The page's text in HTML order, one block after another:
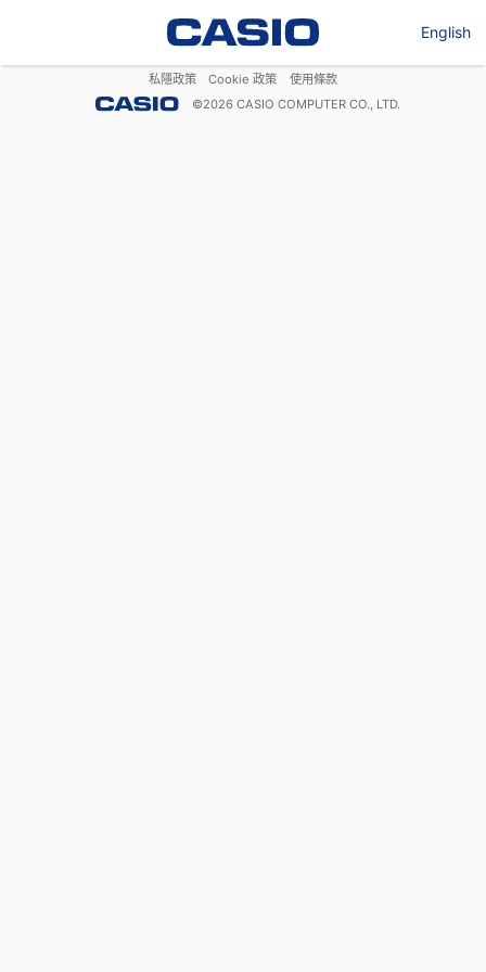
English
私隱政策 Cookie 政策
使用條款
©2026 CASIO COMPUTER CO., LTD.